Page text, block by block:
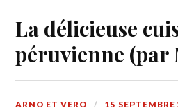
La délicieuse
péruvienne (par
ARNO ET VERO 15 SEPTEMBRE